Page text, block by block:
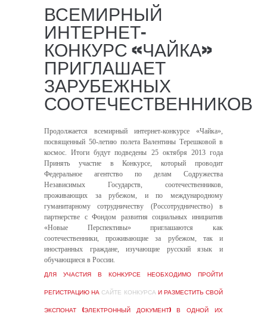
ВСЕМИРНЫЙ
ИНТЕРНЕТ-
КОНКУРС «ЧАЙКА»
ПРИГЛАШАЕТ
ЗАРУБЕЖНЫХ
СООТЕЧЕСТВЕННИКОВ
Продолжается всемирный интернет-конкурсе «Чайка»,
посвященный 50-летию полета Валентины Терешковой в
космос. Итоги будут подведены 25 октября 2013 года
Принять участие в Конкурсе, который проводит
Федеральное агентство по делам Содружества
Независимых Государств, соотечественников,
проживающих за рубежом, и по международному
гуманитарному сотрудничеству (Россотрудничество) в
партнерстве с Фондом развития социальных инициатив
«Новые Перспективы» приглашаются как
соотечественники, проживающие за рубежом, так и
иностранных граждане, изучающие русский язык и
обучающиеся в России.
ДЛЯ УЧАСТИЯ В КОНКУРСЕ НЕОБХОДИМО ПРОЙТИ
РЕГИСТРАЦИЮ НАСАЙТЕ КОНКУРСАИ РАЗМЕСТИТЬ СВОЙ
ЭКСПОНАТ (ЭЛЕКТРОННЫЙ ДОКУМЕНТ) В ОДНОЙ ИХ